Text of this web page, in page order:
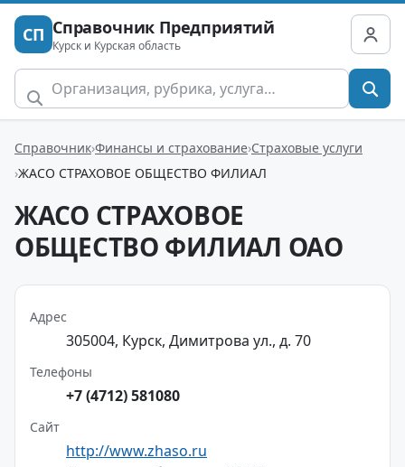
СП Справочник Предприятий
Курск и Курская область
Справочник Финансы и страхование Страховые услуги
ЖАСО СТРАХОВОЕ ОБЩЕСТВО ФИЛИАЛ
ЖАСО СТРАХОВОЕ
ОБЩЕСТВО ФИЛИАЛ ОАО
Адрес
305004, Курск, Димитрова ул., д. 70
Телефоны
+7 (4712) 581080
Сайт
http://www.zhaso.ru